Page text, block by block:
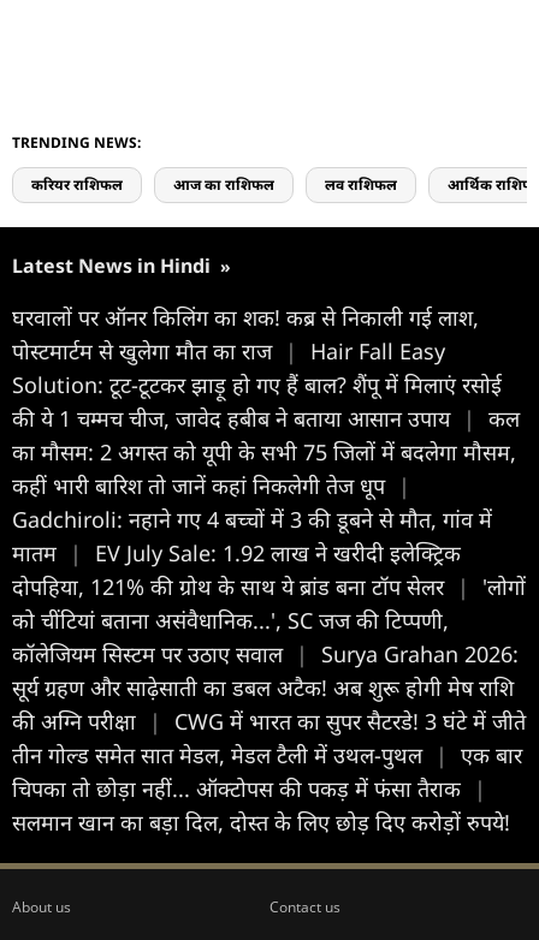
TRENDING NEWS:
करियर राशिफल आज का राशिफल लव राशिफल आर्थिक
Latest News in Hindi »
घरवालों पर ऑनर किलिंग का शक! कब्र से निकाली गई लाश,
पोस्टमार्टम से खुलेगा मौत का राज |
Hair Fall Easy
Solution: टूट-टूटकर झाड़ू हो गए हैं बाल? शैंपू में मिलाएं रसोई
की ये 1 चम्मच चीज, जावेद हबीब ने बताया आसान उपाय |
कल
का मौसम: 2 अगस्त को यूपी के सभी 75 जिलों में बदलेगा मौसम,
कहीं भारी बारिश तो जानें कहां निकलेगी तेज धूप |
Gadchiroli: नहाने गए 4 बच्चों में 3 की डूबने से मौत, गांव में
मातम
|
EV July Sale: 1.92 लाख ने खरीदी इलेक्ट्रिक
दोपहिया, 121% की ग्रोथ के साथ ये ब्रांड बना टॉप सेलर |
'लोगों
को चींटियां बताना असंवैधानिक...', SC जज की टिप्पणी,
कॉलेजियम सिस्टम पर उठाए सवाल |
Surya Grahan 2026:
सूर्य ग्रहण और साढ़ेसाती का डबल अटैक! अब शुरू होगी मेष राशि
की अग्नि परीक्षा
|
CWG में भारत का सुपर सैटरडे! 3 घंटे में जीते
तीन गोल्ड समेत सात मेडल, मेडल टैली में उथल-पुथल |
एक बार
चिपका तो छोड़ा नहीं... ऑक्टोपस की पकड़ में फंसा तैराक
|
सलमान खान का बड़ा दिल, दोस्त के लिए छोड़ दिए करोड़ों रुपये!
About us Contact us